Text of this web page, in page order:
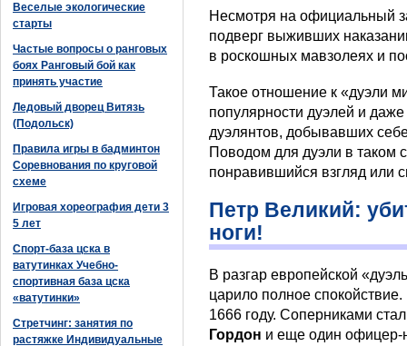
Веселые экологические
старты
Частые вопросы о ранговых
боях Ранговый бой как
принять участие
Ледовый дворец Витязь
(Подольск)
Правила игры в бадминтон
Соревнования по круговой
схеме
Игровая хореография дети 3
5 лет
Спорт-база цска в
ватутинках Учебно-
спортивная база цска
«ватутинки»
Стретчинг: занятия по
растяжке Индивидуальные
Несмотря на официальный
подверг выживших
в роскошных мавзолеях и
Такое отношение к «дуэли
популярности дуэлей и
дуэлянтов, добывавших
Поводом для дуэли в таком
понравившийся взгляд или
Петр Великий:
ноги!
В разгар европейской
царило полное
1666 году. Соперниками
Гордон и еще один офицер-